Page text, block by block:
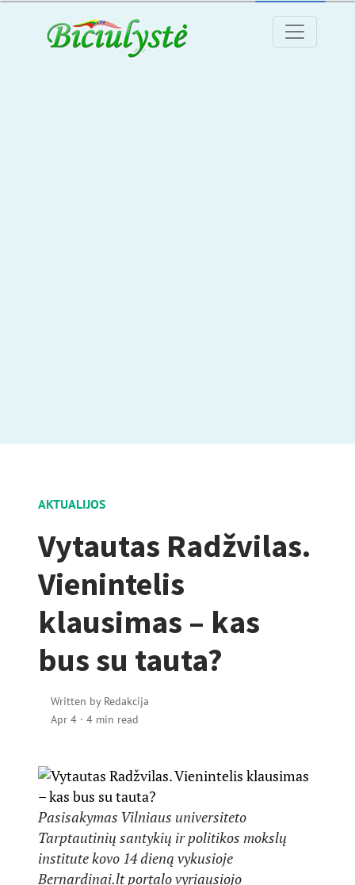
AKTUALIJOS
Vytautas Radžvilas.
Vienintelis
klausimas – kas
bus su tauta?
Written by Redakcija
Apr 4 · 4 min read
Pasisakymas Vilniaus universiteto
Tarptautinių santykių ir politikos mokslų
institute kovo 14 dieną vykusioje
Bernardinai.lt portalo vyriausiojo